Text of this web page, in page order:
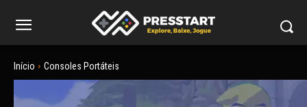
Início Consoles Portáteis